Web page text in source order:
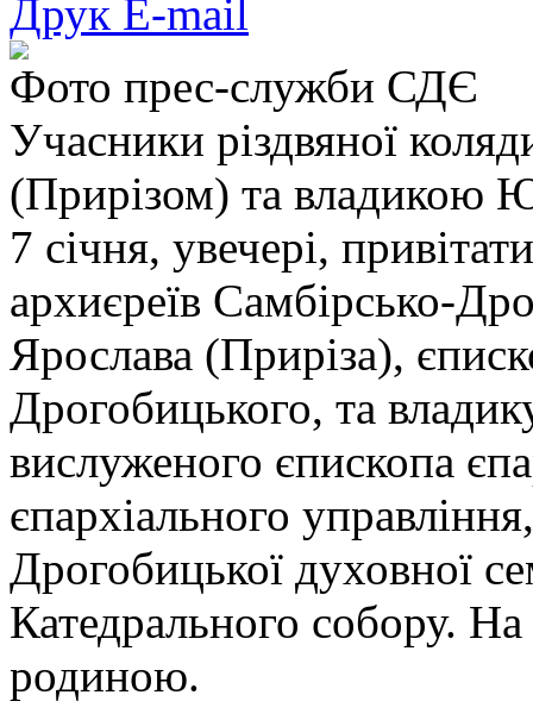
Друк E-mail
Фото прес-служби СДЄ
Учасники різдвяної
(Прирізом) та владикою
7 січня, увечері,
архиєреїв Самбірсько-
Ярослава (Приріза),
Дрогобицького, та
вислуженого єпископа
єпархіального
Дрогобицької духовної
Катедрального собору.
родиною.